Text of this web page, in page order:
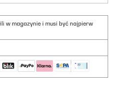
w magazynie i musi być najpierw